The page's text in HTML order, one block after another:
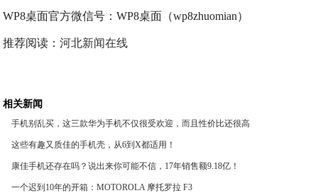
WP8桌面官方微信号：WP8桌面（wp8zhuomian）
推荐阅读：河北新闻在线
相关新闻
手机别乱买，这三款华为手机不仅很受欢迎，而且性价比还很高
这些有趣又质佳的手机壳，从6到X都适用！
康佳手机还存在吗？说出来你可能不信，17年销售额9.18亿！
一个迟到10年的开箱：MOTOROLA 摩托罗拉 F3